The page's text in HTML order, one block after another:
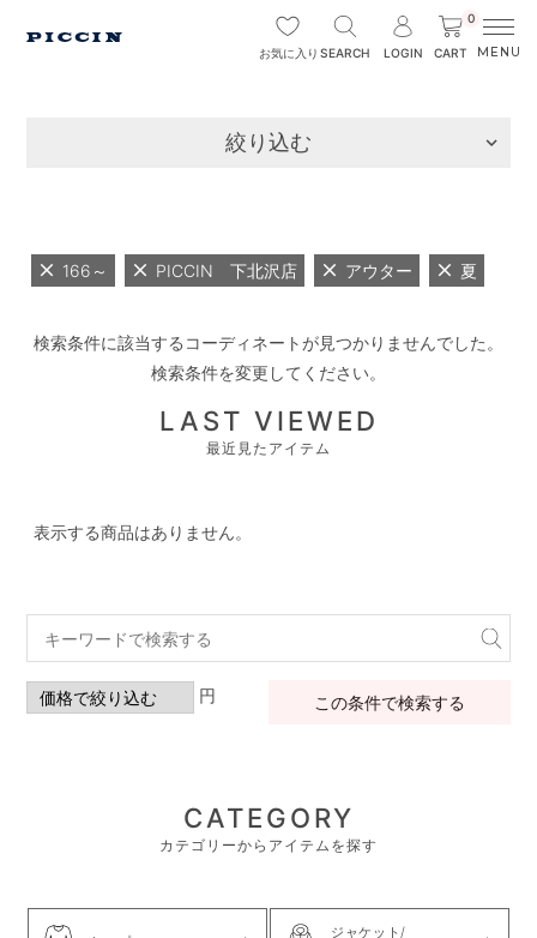
お気に入り SEARCH LOGIN
0
CART
絞り込む
166～ PICCIN 下北沢店 アウター 夏
検索条件に該当するコーディネートが見つかりませんでした。
検索条件を変更してください。
LAST VIEWED
最近見たアイテム
表示する商品はありません。
円 この条件で検索する
CATEGORY
カテゴリーからアイテムを探す
ジャケット/